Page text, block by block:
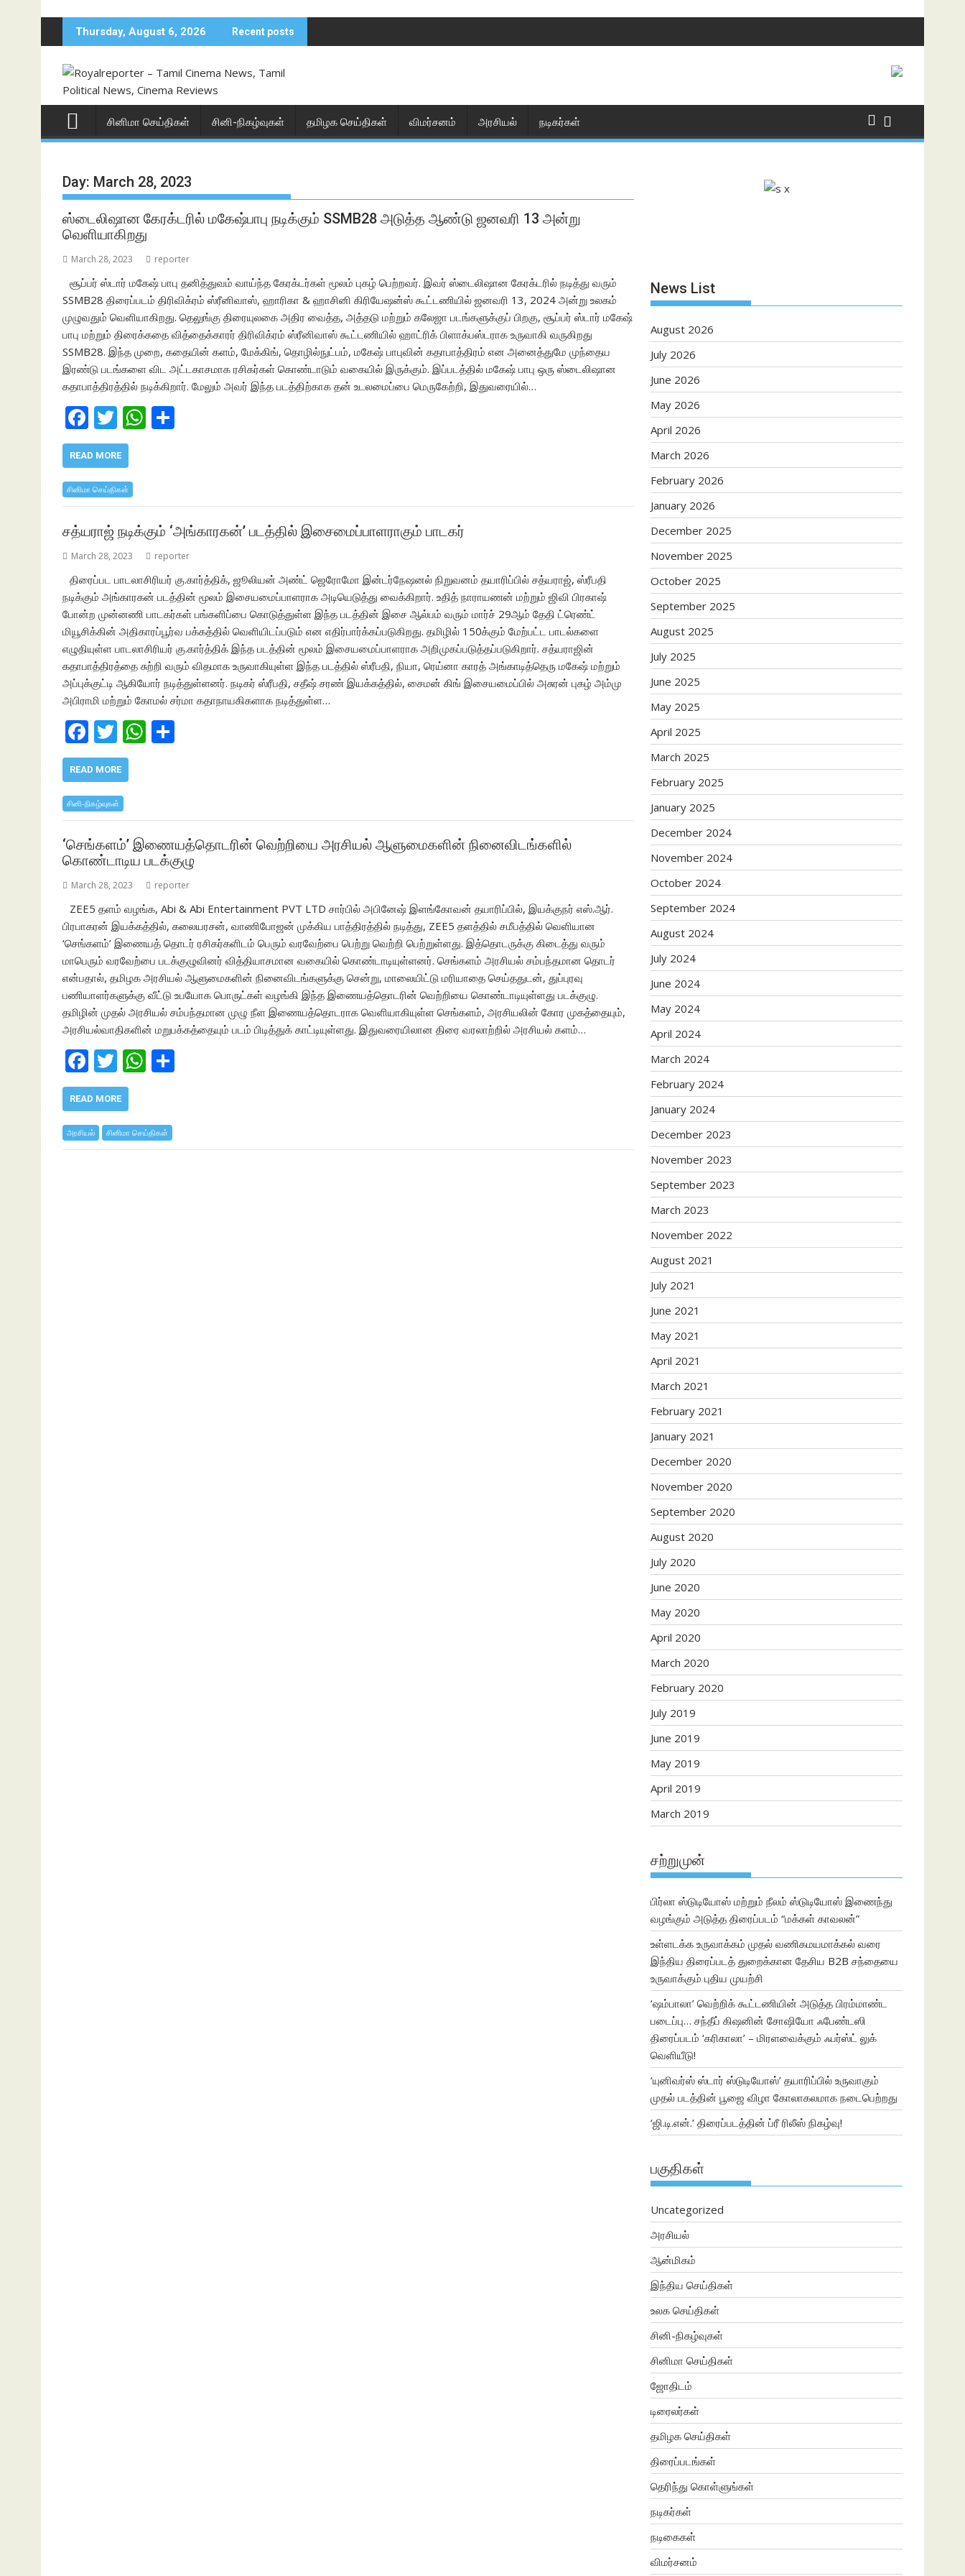
content
Thursday, August 6, 2026 Recent posts
சினிமா செய்திகள் சினி-நிகழ்வுகள் தமிழக செய்திகள் விமர்சனம் அரசியல் நடிகர்கள்
Day: March 28, 2023
ஸ்டைலிஷான கேரக்டரில் மகேஷ்பாபு நடிக்கும் SSMB28 அடுத்த ஆண்டு ஜனவரி 13 அன்று
வெளியாகிறது
March 28, 2023 reporter
சூப்பர் ஸ்டார் மகேஷ் பாபு தனித்துவம் வாய்ந்த கேரக்டர்கள் மூலம் புகழ் பெற்றவர். இவர் ஸ்டைலிஷான கேரக்டரில் நடித்து வரும்
SSMB28 திரைப்படம் திரிவிக்ரம் ஸ்ரீனிவாஸ், ஹாரிகா & ஹாசினி கிரியேஷன்ஸ் கூட்டணியில் ஜனவரி 13, 2024 அன்று உலகம்
முழுவதும் வெளியாகிறது. தெலுங்கு திரையுலகை அதிர வைத்த, அத்தடு மற்றும் கலேஜா படங்களுக்குப் பிறகு, சூப்பர் ஸ்டார் மகேஷ்
பாபு மற்றும் திரைக்கதை வித்தைக்காரர் திரிவிக்ரம் ஸ்ரீனிவாஸ் கூட்டணியில் ஹாட்ரிக் பிளாக்பஸ்டராக உருவாகி வருகிறது
SSMB28. இந்த முறை, கதையின் களம், மேக்கிங், தொழில்நுட்பம், மகேஷ் பாபுவின் கதாபாத்திரம் என அனைத்துமே முந்தைய
இரண்டு படங்களை விட அட்டகாசமாக ரசிகர்கள் கொண்டாடும் வகையில் இருக்கும். இப்படத்தில் மகேஷ் பாபு ஒரு ஸ்டைலிஷான
கதாபாத்திரத்தில் நடிக்கிறார். மேலும் அவர் இந்த படத்திற்காக தன் உடலமைப்பை மெருகேற்றி, இதுவரையில்…
F
ac
e
b
o
o
k
T
w
itt
er
W
A
p
p
READ MORE
சினிமா செய்திகள்
சத்யராஜ் நடிக்கும் ‘அங்காரகன்’ படத்தில் இசைமைப்பாளராகும் பாடகர்
March 28, 2023 reporter
திரைப்பட பாடலாசிரியர் கு.கார்த்திக், ஜூலியன் அண்ட் ஜெரோமோ இன்டர்நேஷனல் நிறுவனம் தயாரிப்பில் சத்யராஜ், ஸ்ரீபதி
நடிக்கும் அங்காரகன் படத்தின் மூலம் இசையமைப்பாளராக அடியெடுத்து வைக்கிறார். உதித் நாராயணன் மற்றும் ஜிவி பிரகாஷ்
போன்ற முன்னணி பாடகர்கள் பங்களிப்பை கொடுத்துள்ள இந்த படத்தின் இசை ஆல்பம் வரும் மார்ச் 29ஆம் தேதி ட்ரெண்ட்
மியூசிக்கின் அதிகாரப்பூர்வ பக்கத்தில் வெளியிடப்படும் என எதிர்பார்க்கப்படுகிறது. தமிழில் 150க்கும் மேற்பட்ட பாடல்களை
எழுதியுள்ள பாடலாசிரியர் கு.கார்த்திக் இந்த படத்தின் மூலம் இசையமைப்பாளராக அறிமுகப்படுத்தப்படுகிறார். சத்யராஜின்
கதாபாத்திரத்தை சுற்றி வரும் விதமாக உருவாகியுள்ள இந்த படத்தில் ஸ்ரீபதி, நியா, ரெய்னா காரத் அங்காடித்தெரு மகேஷ் மற்றும்
அப்புக்குட்டி ஆகியோர் நடித்துள்ளனர். நடிகர் ஸ்ரீபதி, சதீஷ் சரண் இயக்கத்தில், சைமன் கிங் இசையமைப்பில் அசுரன் புகழ் அம்மு
அபிராமி மற்றும் கோமல் சர்மா கதாநாயகிகளாக நடித்துள்ள…
F
ac
e
b
o
o
k
T
w
itt
er
W
h
A
p
p
READ MORE
சினி-நிகழ்வுகள்
‘செங்களம்’ இணையத்தொடரின் வெற்றியை அரசியல் ஆளுமைகளின் நினைவிடங்களில்
கொண்டாடிய படக்குழு
March 28, 2023 reporter
ZEE5 தளம் வழங்க, Abi & Abi Entertainment PVT LTD சார்பில் அபினேஷ் இளங்கோவன் தயாரிப்பில், இயக்குநர் எஸ்.ஆர்.
பிரபாகரன் இயக்கத்தில், கலையரசன், வாணிபோஜன் முக்கிய பாத்திரத்தில் நடித்து, ZEE5 தளத்தில் சமீபத்தில் வெளியான
‘செங்களம்’ இணையத் தொடர் ரசிகர்களிடம் பெரும் வரவேற்பை பெற்று வெற்றி பெற்றுள்ளது. இத்தொடருக்கு கிடைத்து வரும்
மாபெரும் வரவேற்பை படக்குழுவினர் வித்தியாசமான வகையில் கொண்டாடியுள்ளனர். செங்களம் அரசியல் சம்பந்தமான தொடர்
என்பதால், தமிழக அரசியல் ஆளுமைகளின் நினைவிடங்களுக்கு சென்று, மாலையிட்டு மரியாதை செய்ததுடன், துப்புரவு
பணியாளர்களுக்கு வீட்டு உபயோக பொருட்கள் வழங்கி இந்த இணையத்தொடரின் வெற்றியை கொண்டாடியுள்ளது படக்குழு.
தமிழின் முதல் அரசியல் சம்பந்தமான முழு நீள இணையத்தொடராக வெளியாகியுள்ள செங்களம், அரசியலின் கோர முகத்தையும்,
அரசியல்வாதிகளின் மறுபக்கத்தையும் படம் பிடித்துக் காட்டியுள்ளது. இதுவரையிலான திரை வரலாற்றில் அரசியல் களம்…
F
ac
e
b
o
T
w
itt
er
W
s
A
READ MORE
அரசியல் சினிமா செய்திகள்
News List
August 2026
July 2026
June 2026
May 2026
April 2026
March 2026
February 2026
January 2026
December 2025
November 2025
October 2025
September 2025
August 2025
July 2025
June 2025
May 2025
April 2025
March 2025
February 2025
January 2025
December 2024
November 2024
October 2024
September 2024
August 2024
July 2024
June 2024
May 2024
April 2024
March 2024
February 2024
January 2024
December 2023
November 2023
September 2023
March 2023
November 2022
August 2021
July 2021
June 2021
May 2021
April 2021
March 2021
February 2021
January 2021
December 2020
November 2020
September 2020
August 2020
July 2020
June 2020
May 2020
April 2020
March 2020
February 2020
July 2019
June 2019
May 2019
April 2019
March 2019
சற்றுமுன்
பிர்லா ஸ்டுடியோஸ் மற்றும் நீலம் ஸ்டுடியோஸ் இணைந்து
வழங்கும் அடுத்த திரைப்படம் “மக்கள் காவலன்”
உள்ளடக்க உருவாக்கம் முதல் வணிகமயமாக்கல் வரை
இந்திய திரைப்படத் துறைக்கான தேசிய B2B சந்தையை
உருவாக்கும் புதிய முயற்சி
‘ஷம்பாலா’ வெற்றிக் கூட்டணியின் அடுத்த பிரம்மாண்ட
படைப்பு… சந்தீப் கிஷனின் சோஷியோ ஃபேண்டஸி
திரைப்படம் ‘கரிகாலா’ – மிரளவைக்கும் ஃபர்ஸ்ட் லுக்
வெளியீடு!
‘யுனிவர்ஸ் ஸ்டார் ஸ்டுடியோஸ்’ தயாரிப்பில் உருவாகும்
முதல் படத்தின் பூஜை விழா கோலாகலமாக நடைபெற்றது
‘ஜி.டி.என்.’ திரைப்படத்தின் ப்ரீ ரிலீஸ் நிகழ்வு!
பகுதிகள்
Uncategorized
அரசியல்
ஆன்மிகம்
இந்திய செய்திகள்
உலக செய்திகள்
சினி-நிகழ்வுகள்
சினிமா செய்திகள்
ஜோதிடம்
டிரைலர்கள்
தமிழக செய்திகள்
திரைப்படங்கள்
தெரிந்து கொள்ளுங்கள்
நடிகர்கள்
நடிகைகள்
விமர்சனம்